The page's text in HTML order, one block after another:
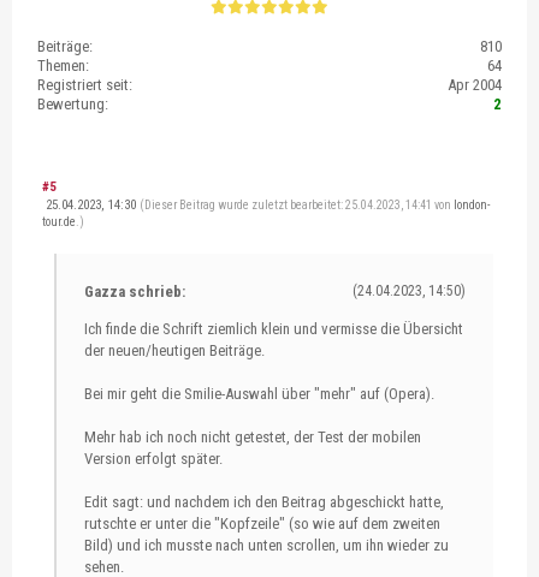
Beiträge:
810
Themen:
64
Registriert seit:
Apr 2004
Bewertung:
2
#5
25.04.2023, 14:30 (Dieser Beitrag wurde zuletzt bearbeitet: 25.04.2023, 14:41 von london-
tour.de .)
(24.04.2023, 14:50)
Gazza schrieb:
Ich finde die Schrift ziemlich klein und vermisse die Übersicht
der neuen/heutigen Beiträge.
Bei mir geht die Smilie-Auswahl über "mehr" auf (Opera).
Mehr hab ich noch nicht getestet, der Test der mobilen
Version erfolgt später.
Edit sagt: und nachdem ich den Beitrag abgeschickt hatte,
rutschte er unter die "Kopfzeile" (so wie auf dem zweiten
Bild) und ich musste nach unten scrollen, um ihn wieder zu
sehen.